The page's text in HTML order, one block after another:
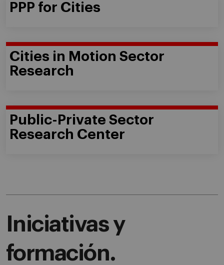
PPP for Cities
Cities in Motion Sector
Research
Public-Private Sector
Research Center
Iniciativas y
formación.